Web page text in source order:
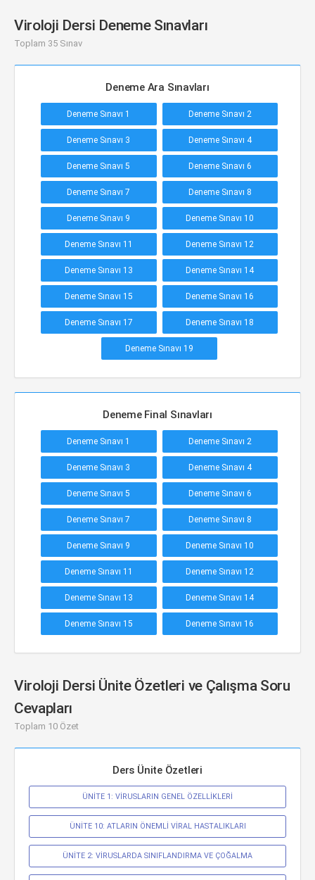
Viroloji Dersi Deneme Sınavları
Toplam 35 Sınav
Deneme Ara Sınavları
Deneme Sınavı 1 Deneme Sınavı 2
Deneme Sınavı 3 Deneme Sınavı 4
Deneme Sınavı 5 Deneme Sınavı 6
Deneme Sınavı 7 Deneme Sınavı 8
Deneme Sınavı 9 Deneme Sınavı 10
Deneme Sınavı 11 Deneme Sınavı 12
Deneme Sınavı 13 Deneme Sınavı 14
Deneme Sınavı 15 Deneme Sınavı 16
Deneme Sınavı 17 Deneme Sınavı 18
Deneme Sınavı 19
Deneme Final Sınavları
Deneme Sınavı 1 Deneme Sınavı 2
Deneme Sınavı 3 Deneme Sınavı 4
Deneme Sınavı 5 Deneme Sınavı 6
Deneme Sınavı 7 Deneme Sınavı 8
Deneme Sınavı 9 Deneme Sınavı 10
Deneme Sınavı 11 Deneme Sınavı 12
Deneme Sınavı 13 Deneme Sınavı 14
Deneme Sınavı 15 Deneme Sınavı 16
Viroloji Dersi Ünite Özetleri ve Çalışma Soru
Cevapları
Toplam 10 Özet
Ders Ünite Özetleri
ÜNİTE 1: VİRUSLARIN GENEL ÖZELLİKLERİ
ÜNİTE 10: ATLARIN ÖNEMLİ VİRAL HASTALIKLARI
ÜNİTE 2: VİRUSLARDA SINIFLANDIRMA VE ÇOĞALMA